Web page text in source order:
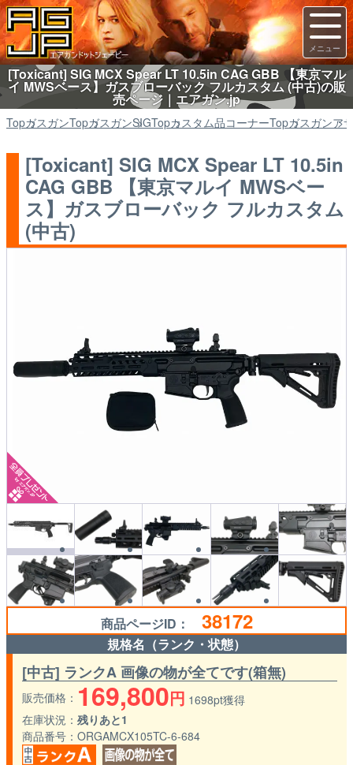
[Toxicant] SIG MCX Spear LT 10.5in CAG GBB 【東京マル
イ MWSベース】ガスブローバック フルカスタム (中古)の販
売ページ｜エアガン.jp
TopガスガンTopガスガンSIGTopカスタム品コーナーTopガスガンア
[Toxicant] SIG MCX Spear LT 10.5in
CAG GBB 【東京マルイ MWSベー
ス】ガスブローバック フルカスタム
(中古)
商品ページID： 38172
規格名（ランク・状態）
[中古] ランクA 画像の物が全てです(箱無)
販売価格 169,800円 1698pt獲得
在庫状況
残りあと1
商品番号
ORGAMCX105TC-6-684